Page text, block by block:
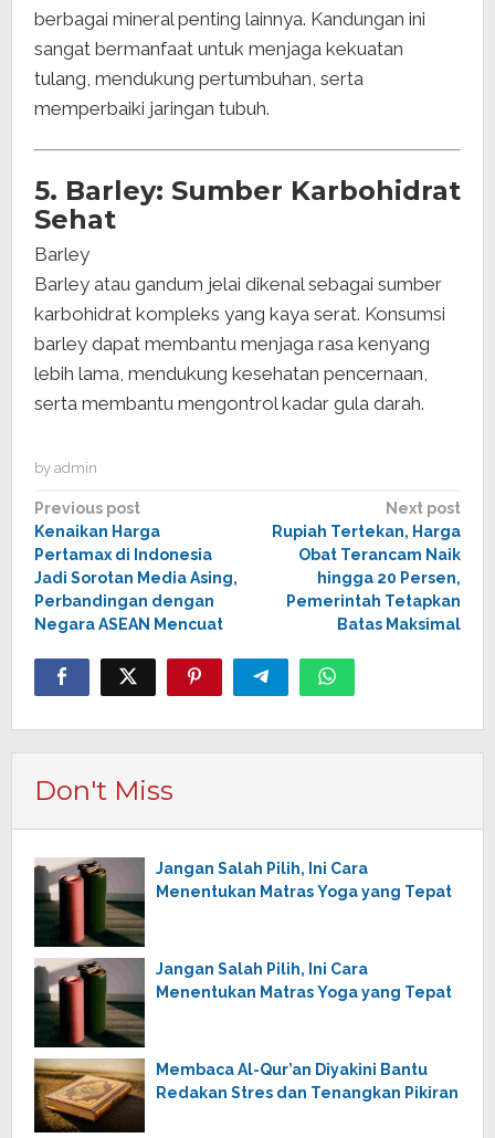
berbagai mineral penting lainnya. Kandungan ini
sangat bermanfaat untuk menjaga kekuatan
tulang, mendukung pertumbuhan, serta
memperbaiki jaringan tubuh.
5. Barley: Sumber Karbohidrat
Sehat
Barley
Barley atau gandum jelai dikenal sebagai sumber
karbohidrat kompleks yang kaya serat. Konsumsi
barley dapat membantu menjaga rasa kenyang
lebih lama, mendukung kesehatan pencernaan,
serta membantu mengontrol kadar gula darah.
by admin
Post
navigation
Previous post
Kenaikan Harga
Pertamax di Indonesia
Jadi Sorotan Media Asing,
Perbandingan dengan
Negara ASEAN Mencuat
Next post
Rupiah Tertekan, Harga
Obat Terancam Naik
hingga 20 Persen,
Pemerintah Tetapkan
Batas Maksimal
Don't Miss
Jangan Salah Pilih, Ini Cara
Menentukan Matras Yoga yang Tepat
Jangan Salah Pilih, Ini Cara
Menentukan Matras Yoga yang Tepat
Membaca Al-Qur’an Diyakini Bantu
Redakan Stres dan Tenangkan Pikiran